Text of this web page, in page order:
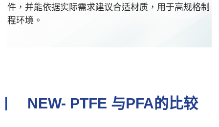
件，并能依据实际需求建议合适材质，用于高规格制
程环境。
NEW- PTFE 与PFA的比较